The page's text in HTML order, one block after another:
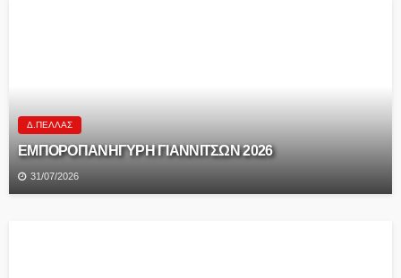
Δ.ΠΈΛΛΑΣ
ΕΜΠΟΡΟΠΑΝΗΓΥΡΗ ΓΙΑΝΝΙΤΣΩΝ 2026
31/07/2026